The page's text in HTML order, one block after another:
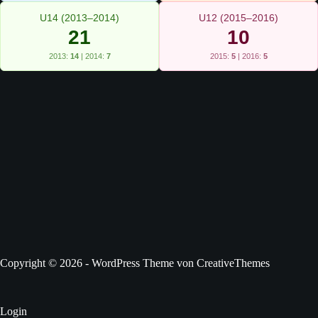
U14 (2013–2014)
21
2013: 14| 2014: 7
U12 (2015–2016)
10
2015: 5| 2016: 5
Copyright © 2026 - WordPress Theme von CreativeThemes
Login